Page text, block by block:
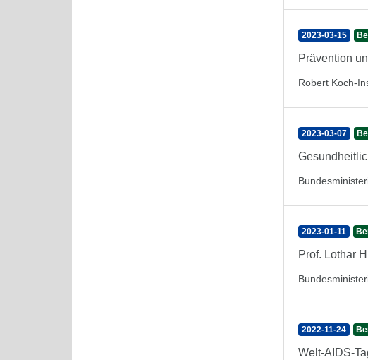
2023-03-15
Prävention
Robert Koch-
2023-03-07
2023-01-11
Prof. Lothar
2022-11-24
Welt-AIDS-